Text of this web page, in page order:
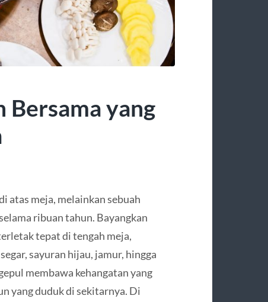
yang
atas meja, melainkan sebuah
ribuan tahun. Bayangkan
tepat di tengah meja,
sayuran hijau, jamur, hingga
membawa kehangatan yang
yang duduk di sekitarnya. Di